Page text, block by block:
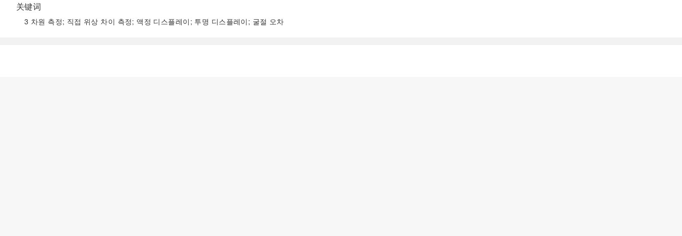
关键词
3 차원 측정; 직접 위상 차이 측정; 액정 디스플레이; 투명 디스플레이; 굴절 오차